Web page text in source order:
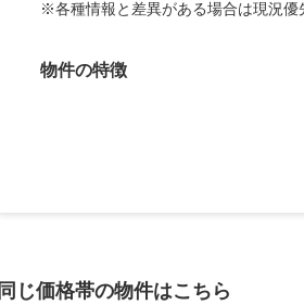
※各種情報と差異がある場合は現況優
物件の特徴
同じ価格帯の物件はこちら